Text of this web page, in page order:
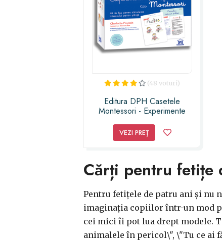
(48 voturi)
Editura DPH Casetele
Montessori - Experimente
VEZI PREȚ
Cărți pentru fetițe
Pentru fetițele de patru ani și nu
imaginația copiilor într-un mod
cei mici îi pot lua drept modele.
animalele în pericol\", \"Tu ce ai